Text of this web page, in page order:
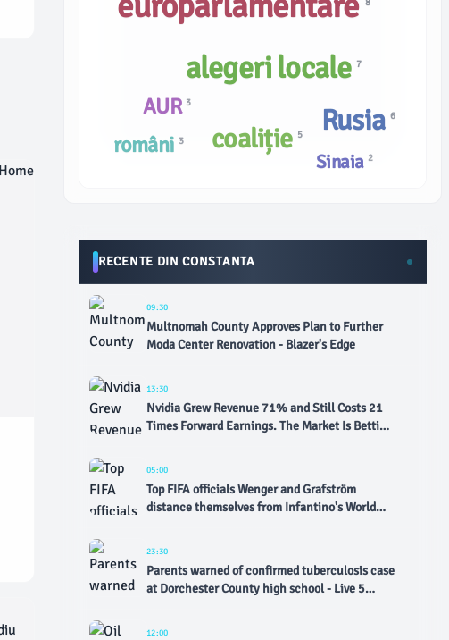
români 3
alegeri locale7
coaliție 5 Rusia6
AUR 3
Sinaia 2
RECENTE DIN CONSTANTA
09:30
Multnomah County Approves Plan to Further
Moda Center Renovation - Blazer's Edge
13:30
Nvidia Grew Revenue 71% and Still Costs 21
Times Forward Earnings. The Market Is Betting
05:00
Top FIFA officials Wenger and Grafström
distance themselves from Infantino's World
23:30
Parents warned of confirmed tuberculosis case
at Dorchester County high school - Live 5
12:00